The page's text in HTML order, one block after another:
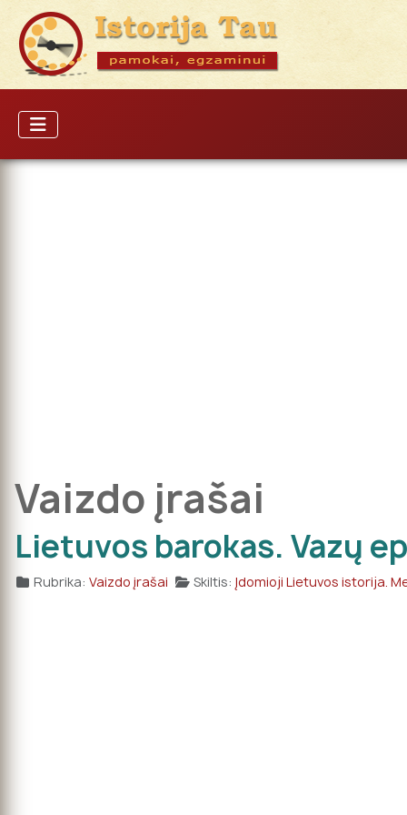
Vaizdo įrašai
Lietuvos barokas. Vazų
Rubrika: Vaizdo įrašai Skiltis: Įdomioji Lietuvos istorija.